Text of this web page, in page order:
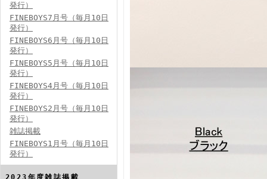
FINEBOYS2024年4月号
FINEBOYS2024年2月号
発行）
FINEBOYS7月号（毎月10日
発行）
FINEBOYS6月号（毎月10日
発行）
FINEBOYS5月号（毎月10日
発行）
FINEBOYS4月号（毎月10日
発行）
FINEBOYS2月号（毎月10日
発行）
雑誌掲載
FINEBOYS1月号（毎月10日
発行）
2023年度雑誌掲載